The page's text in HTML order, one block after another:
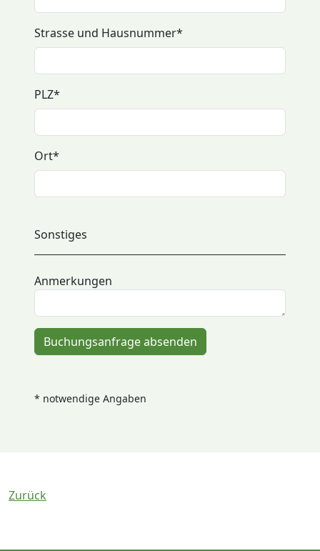
Strasse und Hausnummer*
PLZ*
Ort*
Sonstiges
Anmerkungen
Buchungsanfrage absenden
* notwendige Angaben
Zurück